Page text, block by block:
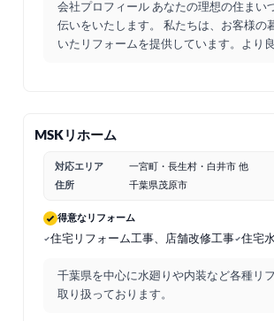
会社プロフィール あなたの理想の住まい
伝いをいたします。 私たちは、お客様の
いたリフォームを提供しています。より
MSKリホーム
対応エリア
一宮町・長生村・白井市 他
住所
千葉県茂原市
得意なリフォーム
住宅リフォーム工事、店舗改修工事 住宅
千葉県を中心に水廻りや内装など各種リ
取り扱っております。